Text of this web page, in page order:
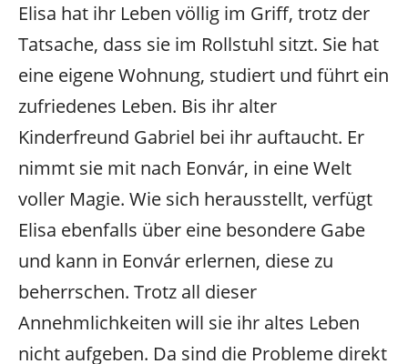
Elisa hat ihr Leben völlig im Griff, trotz der
Tatsache, dass sie im Rollstuhl sitzt. Sie hat
eine eigene Wohnung, studiert und führt ein
zufriedenes Leben. Bis ihr alter
Kinderfreund Gabriel bei ihr auftaucht. Er
nimmt sie mit nach Eonvár, in eine Welt
voller Magie. Wie sich herausstellt, verfügt
Elisa ebenfalls über eine besondere Gabe
und kann in Eonvár erlernen, diese zu
beherrschen. Trotz all dieser
Annehmlichkeiten will sie ihr altes Leben
nicht aufgeben. Da sind die Probleme direkt